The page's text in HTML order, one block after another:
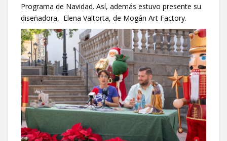
Programa de Navidad. Así, además estuvo presente su
diseñadora, Elena Valtorta, de Mogán Art Factory.